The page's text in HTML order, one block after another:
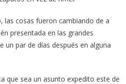
las cosas fueron cambiando de a
presentada en las grandes
un par de días después en alguna
que sea un asunto expedito este de